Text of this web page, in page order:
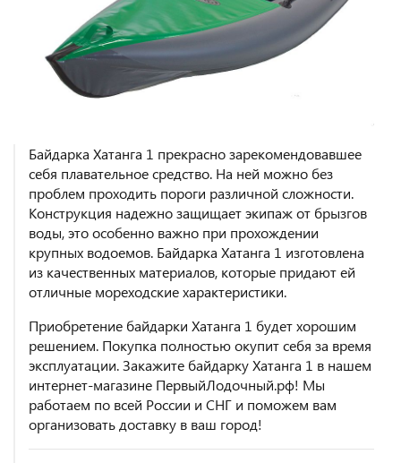
Байдарка Хатанга 1 прекрасно зарекомендовавшее
себя плавательное средство. На ней можно без
проблем проходить пороги различной сложности.
Конструкция надежно защищает экипаж от брызгов
воды, это особенно важно при прохождении
крупных водоемов. Байдарка Хатанга 1 изготовлена
из качественных материалов, которые придают ей
отличные мореходские характеристики.
Приобретение байдарки Хатанга 1 будет хорошим
решением. Покупка полностью окупит себя за время
эксплуатации. Закажите байдарку Хатанга 1 в нашем
интернет-магазине ПервыйЛодочный.рф! Мы
работаем по всей России и СНГ и поможем вам
организовать доставку в ваш город!